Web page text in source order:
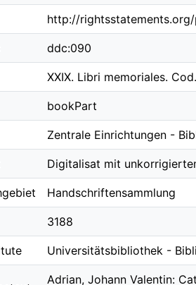
http://
ddc:090
XXIX. Libri memoriales.
bookPart
Zentrale Einrichtungen -
Digitalisat mit
Handschriftensammlung
3188
Universitätsbibliothek -
Adrian, Johann Valentin: